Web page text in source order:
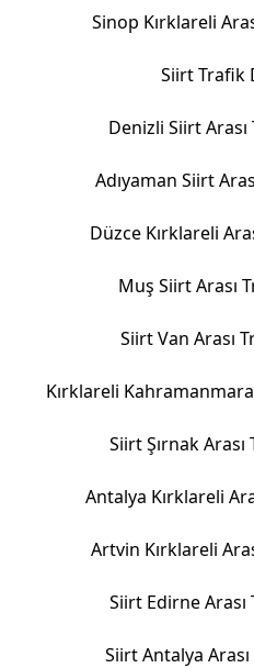
Sinop Kırklareli
Siirt Trafik
Denizli Siirt
Adıyaman Siirt
Düzce Kırklareli
Muş Siirt Arası
Siirt Van Arası
Kırklareli
Siirt Şırnak
Antalya Kırklareli
Artvin Kırklareli
Siirt Edirne
Siirt Antalya